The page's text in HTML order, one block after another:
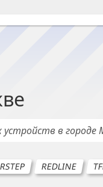
устройств в городе
REDLINE